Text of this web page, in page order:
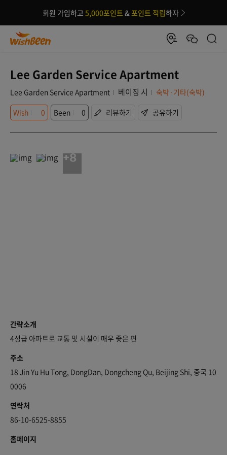
회원 가입하고 5,000포인트 &포인트 적립하자
Lee Garden Service Apartment
Lee Garden Service Apartment 베이징 시
숙박·기타(숙박)
Wish
0 Been 0 리뷰하기 공유하기
+8
간략소개
4성급 아파트로 교통 및 시설이 매우 좋은 편
주소
18 Jin Yu Hu Tong, DongDan, Dongcheng Qu, Beijing Shi, 중국 10
0006
연락처
86-10-6525-8855
홈페이지